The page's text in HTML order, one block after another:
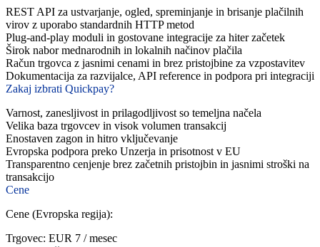
REST API za ustvarjanje, ogled, spreminjanje in brisanje plačilnih
virov z uporabo standardnih HTTP metod
Plug-and-play moduli in gostovane integracije za hiter začetek
Širok nabor mednarodnih in lokalnih načinov plačila
Račun trgovca z jasnimi cenami in brez pristojbine za vzpostavitev
Dokumentacija za razvijalce, API reference in podpora pri integraciji
Zakaj izbrati Quickpay?
Varnost, zanesljivost in prilagodljivost so temeljna načela
Velika baza trgovcev in visok volumen transakcij
Enostaven zagon in hitro vključevanje
Evropska podpora preko Unzerja in prisotnost v EU
Transparentno cenjenje brez začetnih pristojbin in jasnimi stroški na
transakcijo
Cene
Cene (Evropska regija):
Trgovec: EUR 7 / mesec